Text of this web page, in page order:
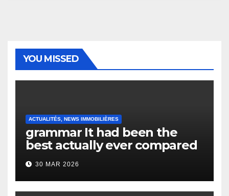
YOU MISSED
ACTUALITÉS, NEWS IMMOBILIÈRES
grammar It had been the
best actually ever compared
to it’s the top actually?
English Vocabulary Learners
Heap Change
30 MAR 2026